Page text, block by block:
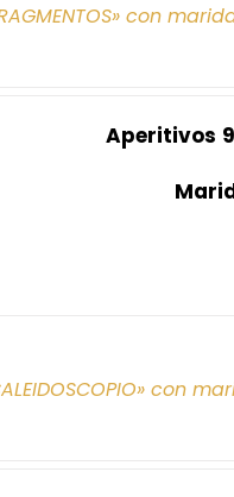
con
Aperitivos
con